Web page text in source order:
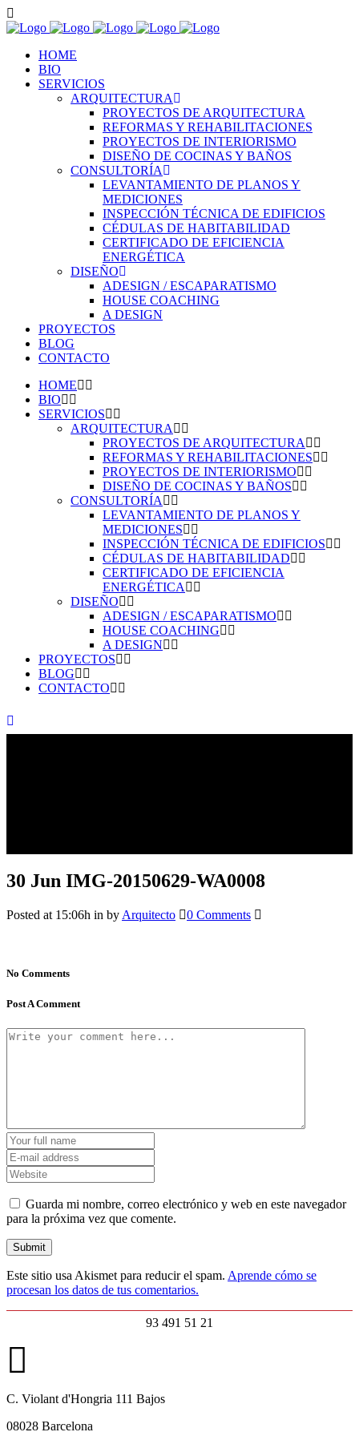
HOME
BIO
SERVICIOS
ARQUITECTURA
PROYECTOS DE ARQUITECTURA
REFORMAS Y REHABILITACIONES
PROYECTOS DE INTERIORISMO
DISEÑO DE COCINAS Y BAÑOS
CONSULTORÍA
LEVANTAMIENTO DE PLANOS Y
MEDICIONES
INSPECCIÓN TÉCNICA DE EDIFICIOS
CÉDULAS DE HABITABILIDAD
CERTIFICADO DE EFICIENCIA
ENERGÉTICA
DISEÑO
ADESIGN / ESCAPARATISMO
HOUSE COACHING
A DESIGN
PROYECTOS
BLOG
CONTACTO
HOME
BIO
SERVICIOS
ARQUITECTURA
PROYECTOS DE ARQUITECTURA
REFORMAS Y REHABILITACIONES
PROYECTOS DE INTERIORISMO
DISEÑO DE COCINAS Y BAÑOS
CONSULTORÍA
LEVANTAMIENTO DE PLANOS Y
MEDICIONES
INSPECCIÓN TÉCNICA DE EDIFICIOS
CÉDULAS DE HABITABILIDAD
CERTIFICADO DE EFICIENCIA
ENERGÉTICA
DISEÑO
ADESIGN / ESCAPARATISMO
HOUSE COACHING
A DESIGN
PROYECTOS
BLOG
CONTACTO
30 Jun IMG-20150629-WA0008
Posted at 15:06h in by Arquitecto 0 Comments
No Comments
Post A Comment
Guarda mi nombre, correo electrónico y web en este navegador
para la próxima vez que comente.
Este sitio usa Akismet para reducir el spam. Aprende cómo se
procesan los datos de tus comentarios.
93 491 51 21
C. Violant d'Hongria 111 Bajos
08028 Barcelona